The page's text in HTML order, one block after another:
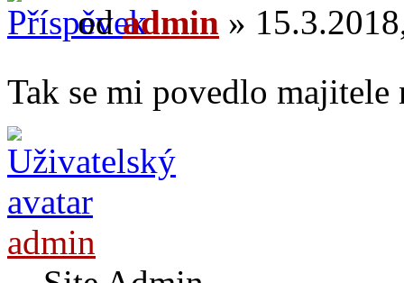
odadmin »
Tak se mi povedlo
admin